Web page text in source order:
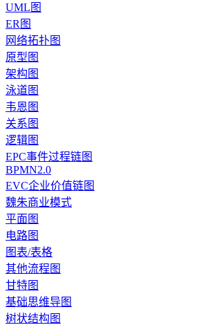
UML图
ER图
网络拓扑图
原型图
架构图
泳道图
韦恩图
关系图
逻辑图
EPC事件过程链图
BPMN2.0
EVC企业价值链图
魏朱商业模式
平面图
电路图
图表/表格
其他流程图
甘特图
基础思维导图
树状结构图